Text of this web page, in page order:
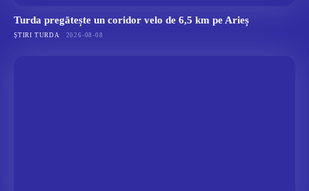
Turda pregătește un coridor velo de 6,5 km pe Arieș
ȘTIRI TURDA 2026-08-08